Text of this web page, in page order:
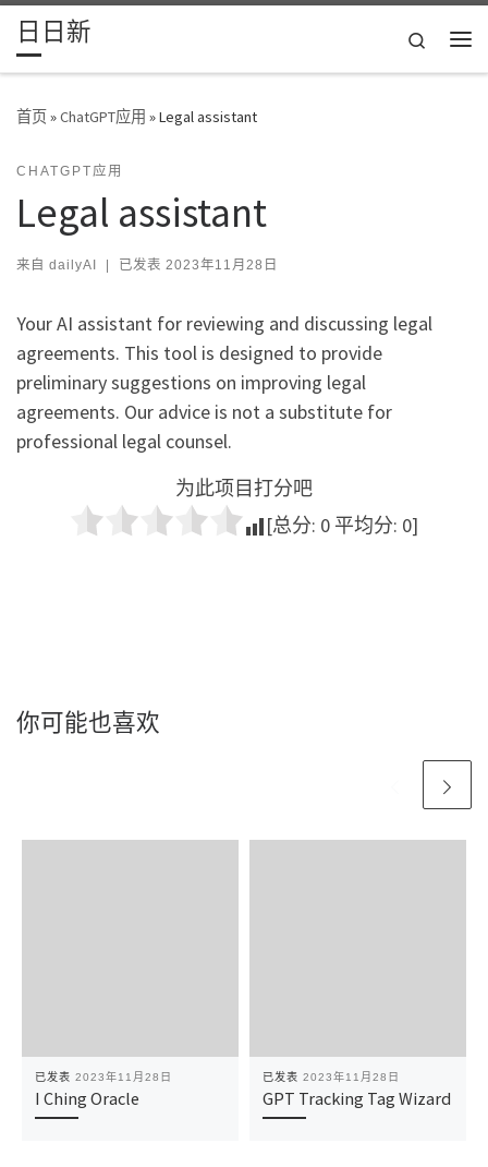
Skip to content
日日新
Search
首页»ChatGPT应用 »Legal assistant
CHATGPT应用
Legal assistant
来自 dailyAI | 已发表 2023年11月28日
Your AI assistant for reviewing and discussing legal
agreements. This tool is designed to provide
preliminary suggestions on improving legal
agreements. Our advice is not a substitute for
professional legal counsel.
为此项目打分吧
[总分: 0 平均分: 0]
你可能也喜欢
已发表 2023年11月28日
I Ching Oracle
已发表 2023年11月28日
GPT Tracking Tag Wizard